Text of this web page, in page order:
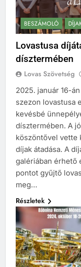
BESZÁMOLÓ
Lovastusa
dísztermében
Lovas Szövetség
2025. január 16-
szezon lovastusa
kevésbé
dísztermében. A
köszöntővel vette
díjak átadása. A
galériában érhető
pontot gyűjtő
meg…
Részletek